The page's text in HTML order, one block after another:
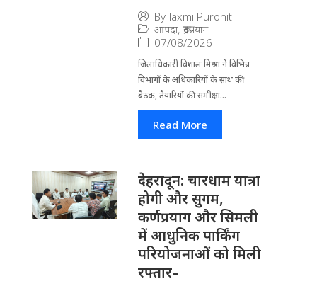
By laxmi Purohit
आपदा, रूद्रप्रयाग
07/08/2026
जिला​धिकारी विशाल मिश्रा ने वि​भिन्न
विभागों के अ​धिकारियों के साथ की
बैठक, तैयारियों की समीक्षा...
Read More
देहरादून: चारधाम यात्रा
होगी और सुगम,
कर्णप्रयाग और सिमली
में आधुनिक पार्किंग
परियोजनाओं को मिली
रफ्तार–